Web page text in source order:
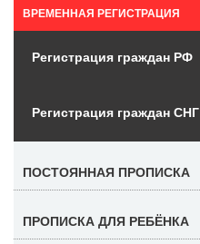
ВРЕМЕННАЯ РЕГИСТРАЦИЯ
Регистрация граждан РФ
Регистрация граждан СНГ
ПОСТОЯННАЯ ПРОПИСКА
ПРОПИСКА ДЛЯ РЕБЁНКА